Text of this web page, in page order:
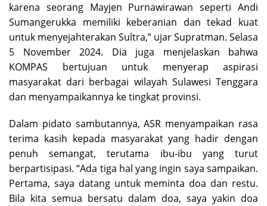
karena seorang Mayjen Purnawirawan seperti Andi
Sumangerukka memiliki keberanian dan tekad kuat
untuk menyejahterakan Sultra,” ujar Supratman. Selasa
5 November 2024. Dia juga menjelaskan bahwa
KOMPAS bertujuan untuk menyerap aspirasi
masyarakat dari berbagai wilayah Sulawesi Tenggara
dan menyampaikannya ke tingkat provinsi.
Dalam pidato sambutannya, ASR menyampaikan rasa
terima kasih kepada masyarakat yang hadir dengan
penuh semangat, terutama ibu-ibu yang turut
berpartisipasi. “Ada tiga hal yang ingin saya sampaikan.
Pertama, saya datang untuk meminta doa dan restu.
Bila kita semua bersatu dalam doa, saya yakin doa